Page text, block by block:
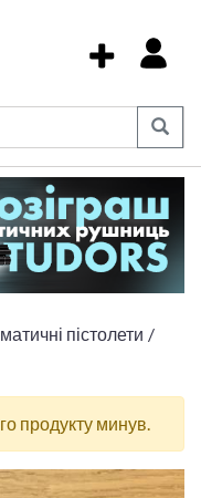
пістолети
продукту минув.